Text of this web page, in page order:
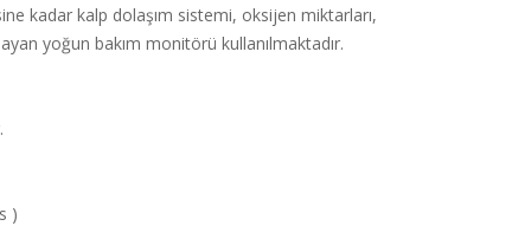
kadar kalp dolaşım sistemi, oksijen miktarları,
yoğun bakım monitörü kullanılmaktadır.
)